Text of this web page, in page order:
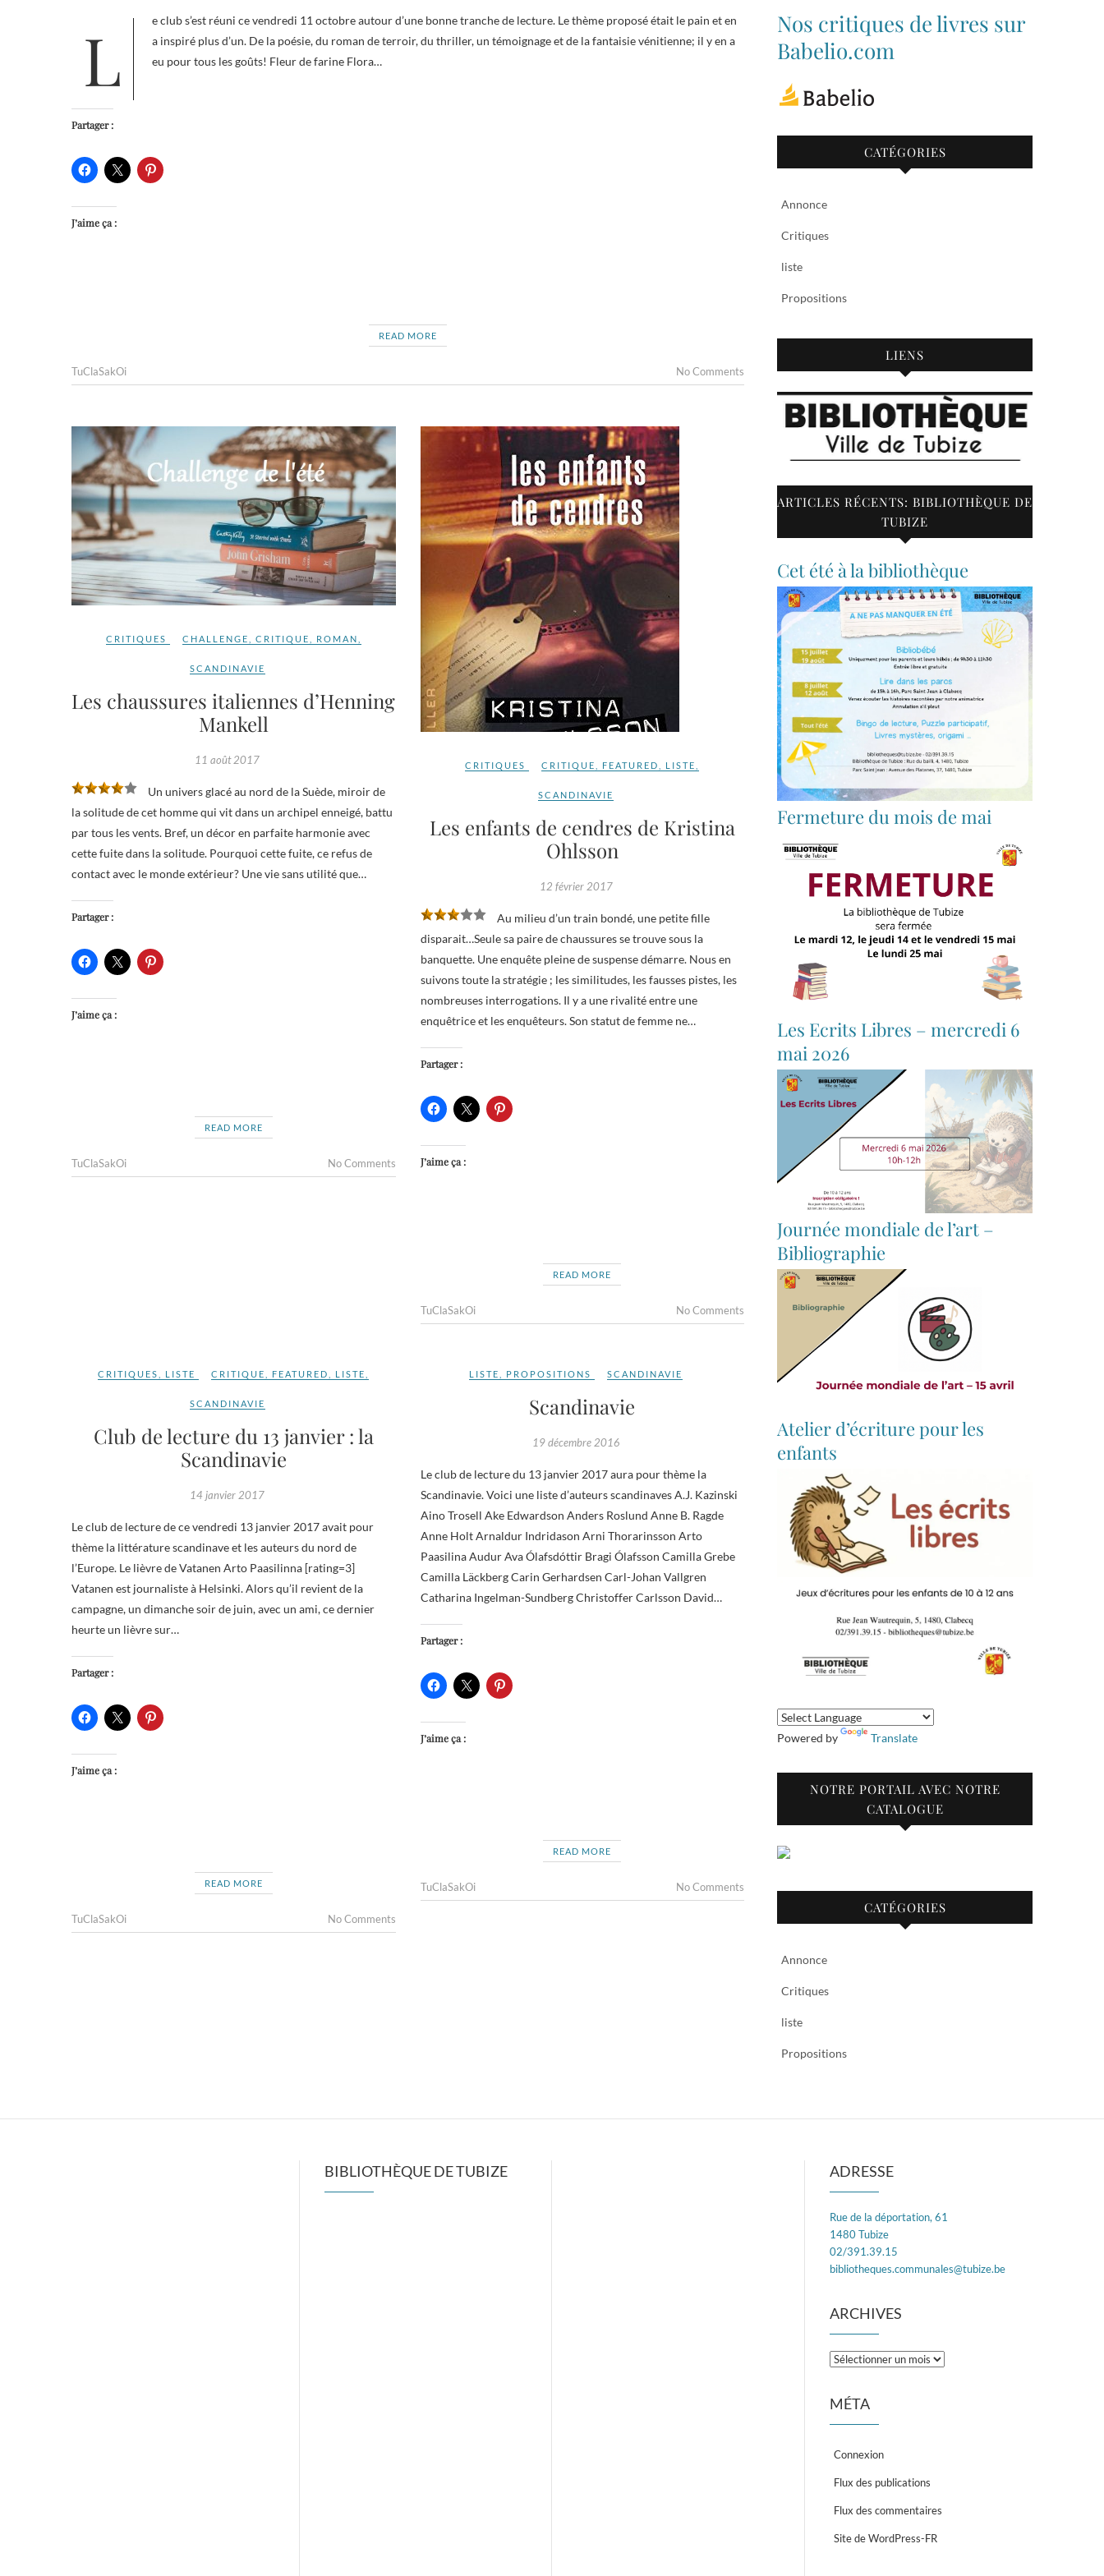
Le club s’est réuni ce vendredi 11 octobre autour d’une bonne tranche de lecture. Le thème proposé était le pain et en
a inspiré plus d’un. De la poésie, du roman de terroir, du thriller, un témoignage et de la fantaisie vénitienne; il y en a
eu pour tous les goûts! Fleur de farine Flora…
Partager :
J’aime ça :
READ MORE
TuClaSakOi No Comments
CRITIQUES CHALLENGE CRITIQUE ROMAN
SCANDINAVIE
Les chaussures italiennes d’Henning
Mankell
11 août 2017
Un univers glacé au nord de la Suède, miroir de
la solitude de cet homme qui vit dans un archipel enneigé, battu
par tous les vents. Bref, un décor en parfaite harmonie avec
cette fuite dans la solitude. Pourquoi cette fuite, ce refus de
contact avec le monde extérieur? Une vie sans utilité que…
Partager :
J’aime ça :
READ MORE
TuClaSakOi No Comments
CRITIQUES CRITIQUE FEATURED LISTE
SCANDINAVIE
Les enfants de cendres de Kristina
Ohlsson
12 février 2017
Au milieu d’un train bondé, une petite fille
disparait…Seule sa paire de chaussures se trouve sous la
banquette. Une enquête pleine de suspense démarre. Nous en
suivons toute la stratégie ; les similitudes, les fausses pistes, les
nombreuses interrogations. Il y a une rivalité entre une
enquêtrice et les enquêteurs. Son statut de femme ne…
Partager :
J’aime ça :
READ MORE
TuClaSakOi No Comments
CRITIQUES LISTE CRITIQUE FEATURED LISTE
SCANDINAVIE
Club de lecture du 13 janvier : la
Scandinavie
14 janvier 2017
Le club de lecture de ce vendredi 13 janvier 2017 avait pour
thème la littérature scandinave et les auteurs du nord de
l’Europe. Le lièvre de Vatanen Arto Paasilinna [rating=3]
Vatanen est journaliste à Helsinki. Alors qu’il revient de la
campagne, un dimanche soir de juin, avec un ami, ce dernier
heurte un lièvre sur…
Partager :
J’aime ça :
READ MORE
TuClaSakOi No Comments
LISTE PROPOSITIONS SCANDINAVIE
Scandinavie
19 décembre 2016
Le club de lecture du 13 janvier 2017 aura pour thème la
Scandinavie. Voici une liste d’auteurs scandinaves A.J. Kazinski
Aino Trosell Ake Edwardson Anders Roslund Anne B. Ragde
Anne Holt Arnaldur Indridason Arni Thorarinsson Arto
Paasilina Audur Ava Ólafsdóttir Bragi Ólafsson Camilla Grebe
Camilla Läckberg Carin Gerhardsen Carl-Johan Vallgren
Catharina Ingelman-Sundberg Christoffer Carlsson David…
Partager :
J’aime ça :
READ MORE
TuClaSakOi No Comments
bibliothequetubize
sur
Facebook
Tuclasakoi
sur
Twitter
Nos critiques de livres sur
Babelio.com
CATÉGORIES
Annonce
Critiques
liste
Propositions
LIENS
ARTICLES RÉCENTS: BIBLIOTHÈQUE DE
TUBIZE
Cet été à la bibliothèque
Fermeture du mois de mai
Les Ecrits Libres – mercredi 6
mai 2026
Journée mondiale de l’art –
Bibliographie
Atelier d’écriture pour les
enfants
Powered by Translate
NOTRE PORTAIL AVEC NOTRE
CATALOGUE
CATÉGORIES
Annonce
Critiques
liste
Propositions
BIBLIOTHÈQUE DE TUBIZE ADRESSE
Rue de la déportation, 61
1480 Tubize
02/391.39.15
bibliotheques.communales@tubize.be
ARCHIVES
Archives
MÉTA
Connexion
Flux des publications
Flux des commentaires
Site de WordPress-FR